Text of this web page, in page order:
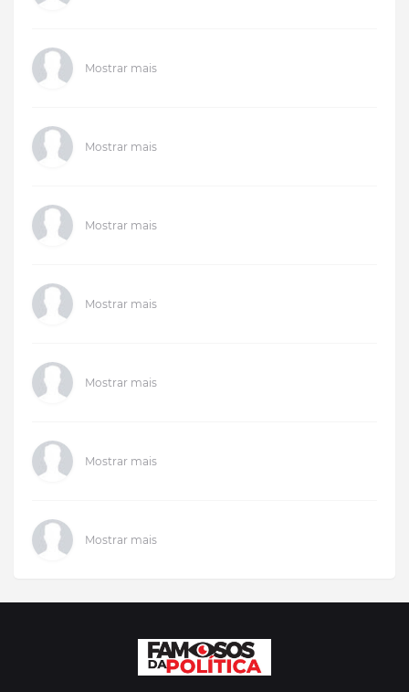
Mostrar mais
Mostrar mais
Mostrar mais
Mostrar mais
Mostrar mais
Mostrar mais
Mostrar mais